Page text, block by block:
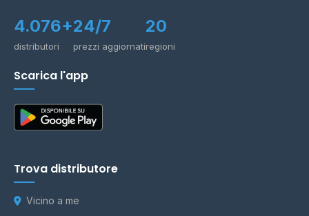
4.076+
distributori
24/7
prezzi aggiornati
20
regioni
Scarica l'app
Trova distributore
Vicino a me